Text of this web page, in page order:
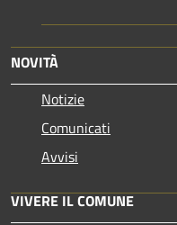
NOVITÀ
Notizie
Comunicati
Avvisi
VIVERE IL COMUNE